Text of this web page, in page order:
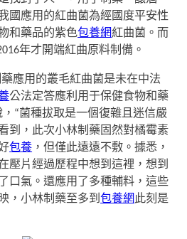
國應用的紅曲菌為經國度平安性
和藥品的紫色包養網紅曲菌。而
年才開端紅曲原料制備。
藥應用的叢毛紅曲菌是未在中法
公法定答應利用于保健食物和藥
“菌種拔取是一個復雜且迷信嚴
到，此次小林制藥固然對橘霉素
包養 ，但僅此遠遠不敷。據悉，
壓片經過歷程中想到這裡，想到
口氣。還應用了多種輔料，這些
，小林制藥至多到包養網 此刻是